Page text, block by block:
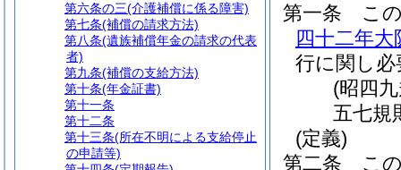
第一条
こ
四十二年
行に関し
(昭四
五七規
(定義)
第二条
こ
第六条の三(介護補償に係る障害)
第七条(補償の請求方法)
第八条(遺族補償年金の請求の代表
者)
第九条(補償の支給方法)
第十条(年金証書)
第十一条
第十二条
第十三条(所在不明による支給停止
の申請等)